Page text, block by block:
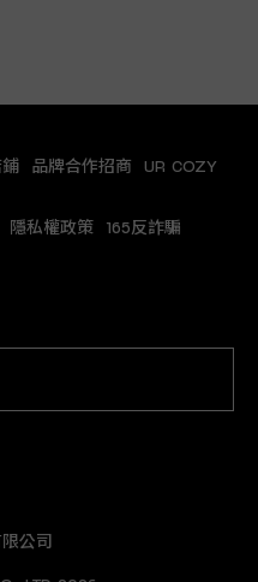
公司
品牌合作招商 UR COZY
隱私權政策 165反詐騙